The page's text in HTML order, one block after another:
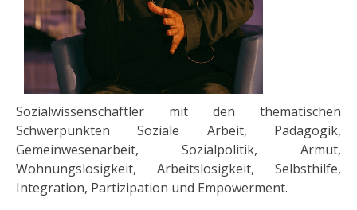
Sozialwissenschaftler mit den thematischen
Schwerpunkten Soziale Arbeit, Pädagogik,
Gemeinwesenarbeit, Sozialpolitik, Armut,
Wohnungslosigkeit, Arbeitslosigkeit, Selbsthilfe,
Integration, Partizipation und Empowerment.